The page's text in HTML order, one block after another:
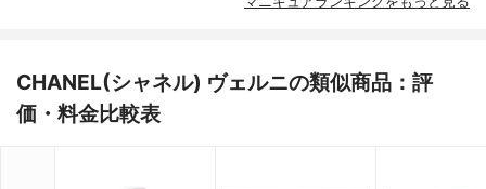
CHANEL(シャネル) ヴェルニの類似商品：評
価・料金比較表